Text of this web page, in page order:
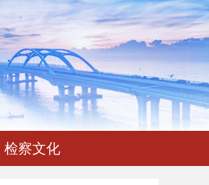
检察文化